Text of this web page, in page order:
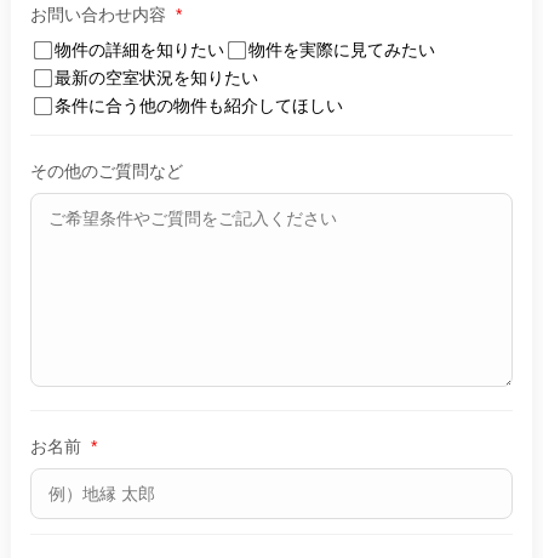
お問い合わせ内容 *
物件の詳細を知りたい
物件を実際に見てみたい
最新の空室状況を知りたい
条件に合う他の物件も紹介してほしい
その他のご質問など
お名前 *